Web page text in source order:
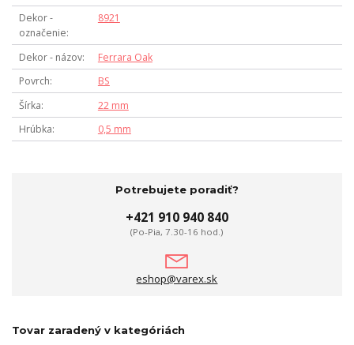
Dekor -
označenie
8921
Dekor - názov
Ferrara Oak
Povrch
BS
Šírka
22 mm
Hrúbka
0,5 mm
Potrebujete poradiť?
+421 910 940 840
(Po-Pia, 7.30-16 hod.)
eshop@varex.sk
Tovar zaradený v kategóriách